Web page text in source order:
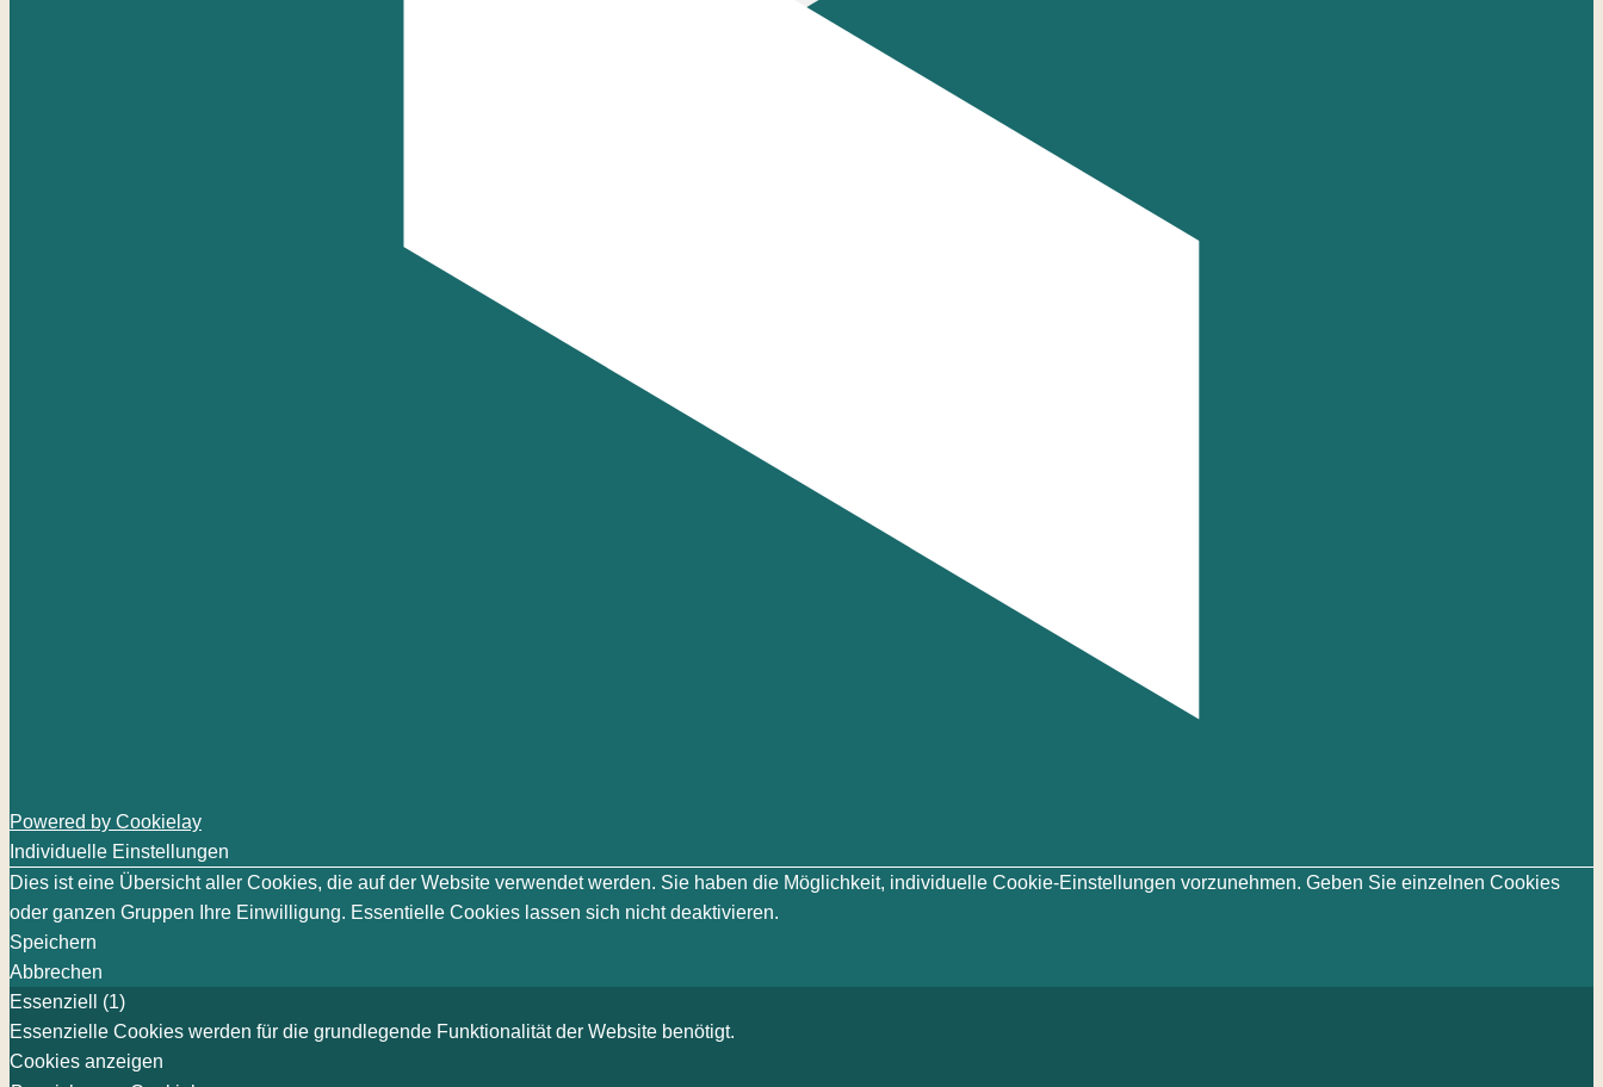
Powered by Cookielay
Individuelle Einstellungen
Dies ist eine Übersicht aller Cookies, die auf der Website verwendet werden. Sie haben die Möglichkeit, individuelle Cookie-Einstellungen vorzunehmen. Geben Sie einzelnen Cookies
oder ganzen Gruppen Ihre Einwilligung. Essentielle Cookies lassen sich nicht deaktivieren.
Speichern
Abbrechen
Essenziell (1)
Essenzielle Cookies werden für die grundlegende Funktionalität der Website benötigt.
Cookies anzeigen